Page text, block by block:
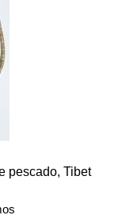
pescado, Tibet